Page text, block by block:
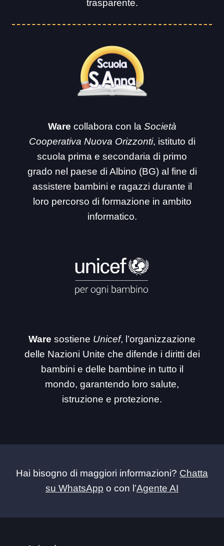
trasparente.
Ware collabora con la Società
Cooperativa Nuova Orizzonti, istituto di
scuola prima e secondaria di primo
grado nel paese di Albino (BG) al fine di
assistere bambini e ragazzi durante il
loro percorso di formazione in ambito
informatico.
Ware sostiene Unicef, l’organizzazione
delle Nazioni Unite che difende i diritti dei
bambini e delle bambine in tutto il
mondo, garantendo loro salute,
istruzione e protezione.
Hai bisogno di maggiori informazioni? Chatta
su WhatsApp o con l’Agente AI